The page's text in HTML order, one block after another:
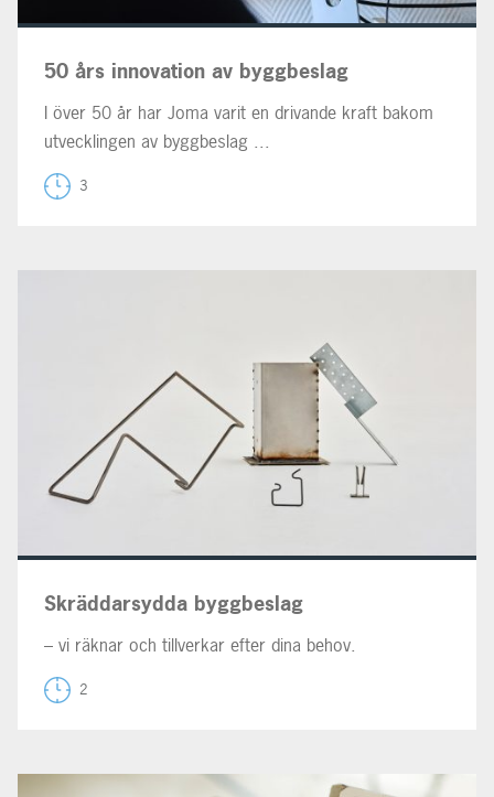
50 års innovation av byggbeslag
I över 50 år har Joma varit en drivande kraft bakom
utvecklingen av byggbeslag ...
3
Skräddarsydda byggbeslag
– vi räknar och tillverkar efter dina behov.
2